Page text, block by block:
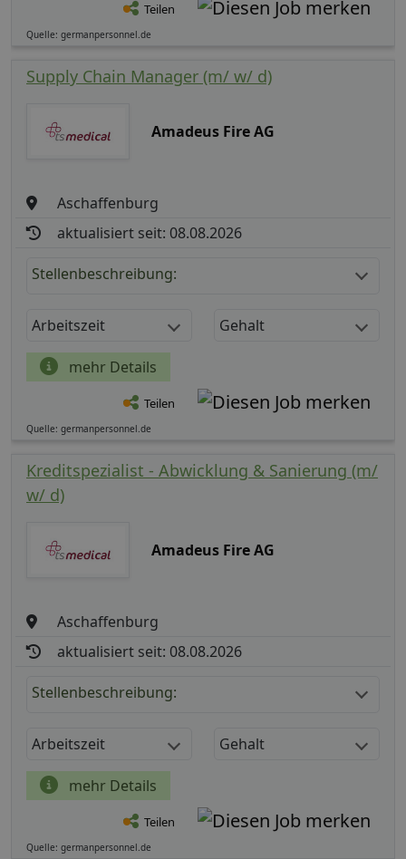
Teilen
Quelle: germanpersonnel.de
Supply Chain Manager (m/ w/ d)
Amadeus Fire AG
Aschaffenburg
aktualisiert seit: 08.08.2026
Stellenbeschreibung:
Arbeitszeit Gehalt
mehr Details
Teilen
Quelle: germanpersonnel.de
Kreditspezialist - Abwicklung & Sanierung (m/
w/ d)
Amadeus Fire AG
Aschaffenburg
aktualisiert seit: 08.08.2026
Stellenbeschreibung:
Arbeitszeit Gehalt
mehr Details
Teilen
Quelle: germanpersonnel.de